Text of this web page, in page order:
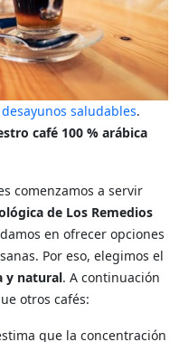
desayunos saludables.
café 100 % arábica
comenzamos a servir
de Los Remedios
en ofrecer opciones
Por eso, elegimos el
y natural. A continuación
otros cafés:
que la concentración